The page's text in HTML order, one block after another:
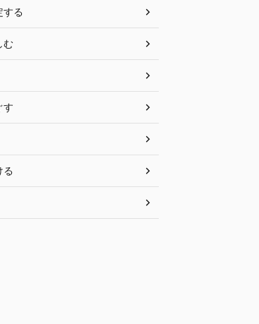
する
む
す
る